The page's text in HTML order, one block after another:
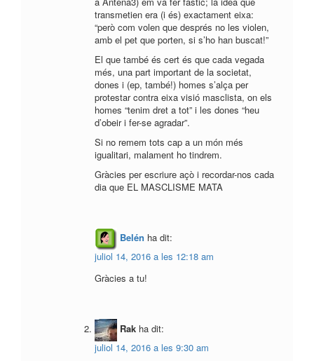
transmetien era (i és) exactament eixa:
“però com volen que després no les violen,
amb el pet que porten, si s’ho han buscat!”
El que també és cert és que cada vegada
més, una part important de la societat,
dones i (ep, també!) homes s’alça per
protestar contra eixa visió masclista, on els
homes “tenim dret a tot” i les dones “heu
d’obeir i fer-se agradar”.
Si no remem tots cap a un món més
igualitari, malament ho tindrem.
Gràcies per escriure açò i recordar-nos cada
dia que EL MASCLISME MATA
Belén ha dit:
juliol 14, 2016 a les 12:18 am
Gràcies a tu!
Rak ha dit:
juliol 14, 2016 a les 9:30 am